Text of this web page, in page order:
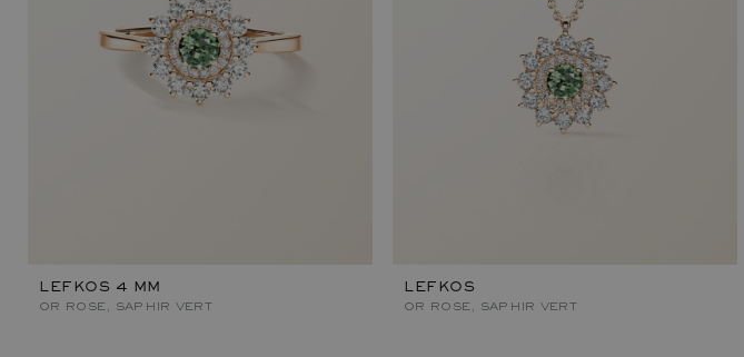
LEFKOS 4 MM
OR ROSE, SAPHIR VERT
LEFKOS
OR ROSE, SAPHIR VERT